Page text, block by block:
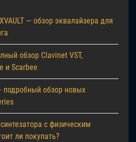
— обзор эквалайзера для
обзор Clavinet VST,
и Scarbee
подробный обзор новых
с физическим
ли покупать?